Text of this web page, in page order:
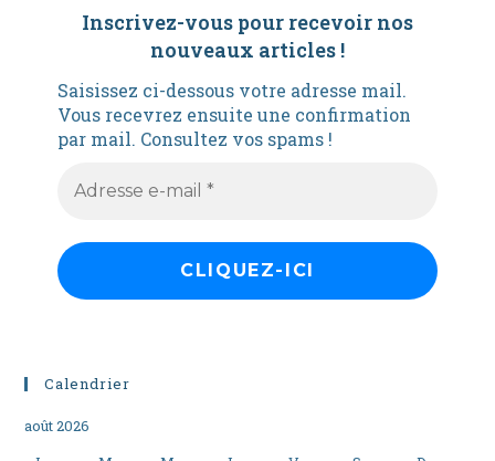
Inscrivez-vous pour recevoir nos
nouveaux articles !
Saisissez ci-dessous votre adresse mail.
Vous recevrez ensuite une confirmation
par mail. Consultez vos spams !
Calendrier
août 2026